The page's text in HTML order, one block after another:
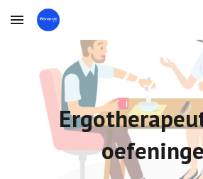
Skip to main content